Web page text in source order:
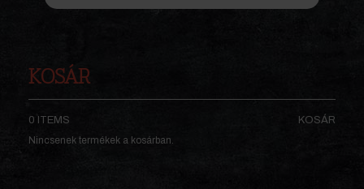
KOSÁR
0 ITEMS
KOSÁR
Nincsenek termékek a kosárban.